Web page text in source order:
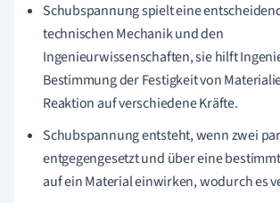
Schubspannung spielt eine
technischen Mechanik und den
Ingenieurwissenschaften, sie hilft
Bestimmung der Festigkeit von
Reaktion auf verschiedene Kräfte.
Schubspannung entsteht, wenn zwei
entgegengesetzt und über eine
auf ein Material einwirken, wodurch es